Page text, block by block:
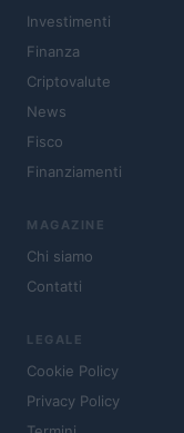
Investimenti
Finanza
Criptovalute
News
Fisco
Finanziamenti
MAGAZINE
Chi siamo
Contatti
LEGALE
Cookie Policy
Privacy Policy